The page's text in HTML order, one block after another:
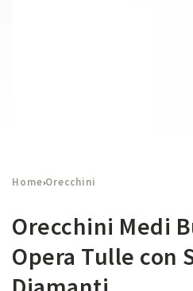
Home›Orecchini
Orecchini Medi
Opera Tulle con